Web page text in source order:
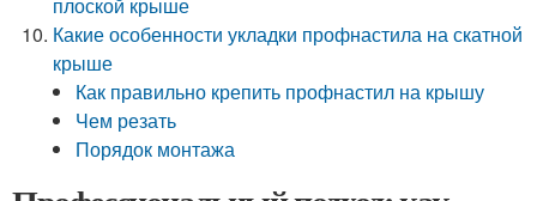
Какие особенности укладки профнастила на скатной
крыше
Как правильно крепить профнастил на крышу
Чем резать
Порядок монтажа